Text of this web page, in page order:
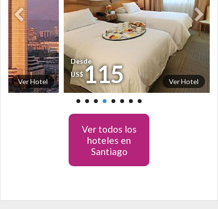
Ver Hotel Ver Hotel
Desde
US$115
Ver todos los
hoteles en
Santiago